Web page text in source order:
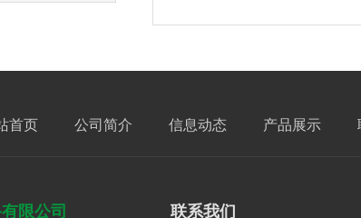
首页 公司简介 信息动态 产品展示
限公司 联系我们